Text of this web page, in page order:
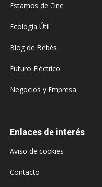
Estamos de Cine
Ecología Útil
Blog de Bebés
Futuro Eléctrico
Negocios y Empresa
Enlaces de interés
Aviso de cookies
Contacto